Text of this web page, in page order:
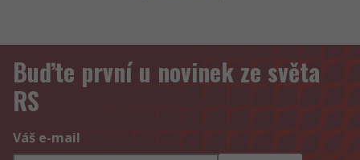
Buďte první u novinek ze světa
RS
Váš e-mail